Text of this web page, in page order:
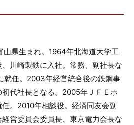
県生まれ。1964年北海道大学工
川崎製鉄に入社。常務、副社長な
就任。2003年経営統合後の鉄鋼事
代社長となる。2005年ＪＦＥホ
。2010年相談役。経済同友会副
営委員会委員長、東京電力会長な